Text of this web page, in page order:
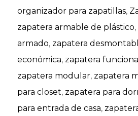
organizador para zapatillas,
zapatera armable de plástico,
armado, zapatera
económica, zapatera
zapatera modular, zapatera
para closet, zapatera para
para entrada de casa,